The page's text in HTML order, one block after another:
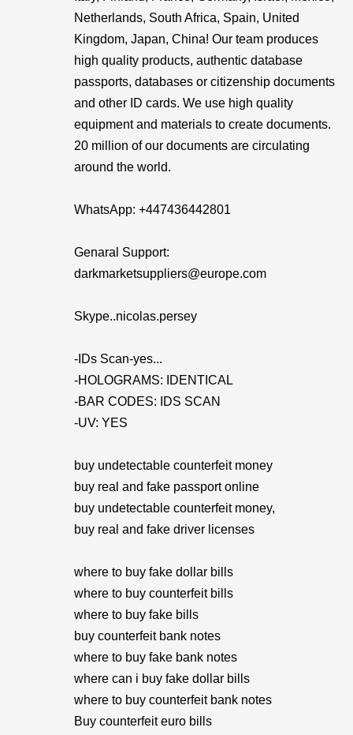
Netherlands, South Africa, Spain, United
Kingdom, Japan, China! Our team produces
high quality products, authentic database
passports, databases or citizenship documents
and other ID cards. We use high quality
equipment and materials to create documents.
20 million of our documents are circulating
around the world.
WhatsApp: ‪+447436442801
Genaral Support:
darkmarketsuppliers@europe.com
Skype..nicolas.persey
-IDs Scan-yes...
-HOLOGRAMS: IDENTICAL
-BAR CODES: IDS SCAN
-UV: YES
buy undetectable counterfeit money
buy real and fake passport online
buy undetectable counterfeit money,
buy real and fake driver licenses
where to buy fake dollar bills
where to buy counterfeit bills
where to buy fake bills
buy counterfeit bank notes
where to buy fake bank notes
where can i buy fake dollar bills
where to buy counterfeit bank notes
Buy counterfeit euro bills